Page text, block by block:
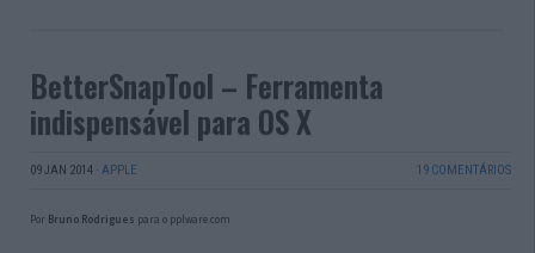
BetterSnapTool – Ferramenta
indispensável para OS X
09 JAN 2014 · APPLE 19 COMENTÁRIOS
Por Bruno Rodrigues para o pplware.com